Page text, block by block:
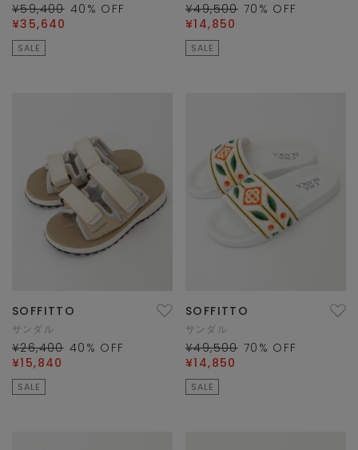
¥59,400 40 % OFF
¥35,640
SALE
¥49,500 70 % OFF
¥14,850
SALE
SOFFITTO
サンダル
¥26,400 40 % OFF
¥15,840
SALE
SOFFITTO
サンダル
¥49,500 70 % OFF
¥14,850
SALE